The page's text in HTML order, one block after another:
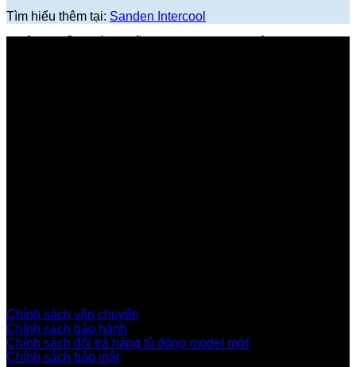
Tìm hiểu thêm tại: Sanden Intercool
Chính sách vận chuyển
Chính sách bảo hành
Chính sách đổi trả hàng tủ đông model mới
Chính sách bảo mật